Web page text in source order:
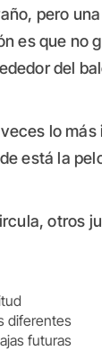
pero
es que no
del
lo
está la
otros
diferentes
futuras